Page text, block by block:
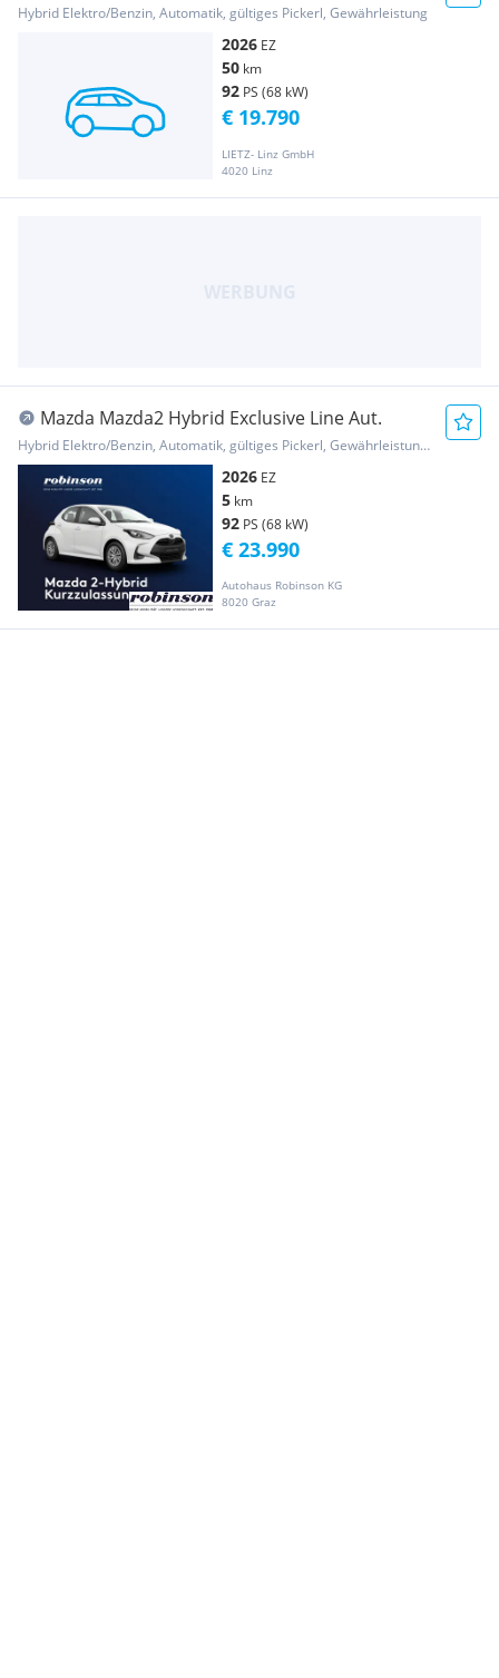
Hybrid Elektro/Benzin, Automatik, gültiges Pickerl, Gewährleistung
2026 EZ
50 km
92 PS (68 kW)
LIETZ- Linz GmbH
4020 Linz
€ 19.790
Mazda Mazda2 Hybrid Exclusive Line Aut.
Hybrid Elektro/Benzin, Automatik, gültiges Pickerl, Gewährleistung, Garantie
2026 EZ
5 km
92 PS (68 kW)
Autohaus Robinson KG
8020 Graz
€ 23.990